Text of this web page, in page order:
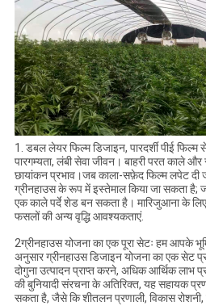
1. डबल लेयर फिल्म डिजाइन, पारदर्शी पीई
पारगम्यता, लंबी सेवा जीवन। बाहरी परत काले
छायांकन प्रभाव।जब काला-सफ़ेद फिल्म लपेट दी
ग्रीनहाउस के रूप में इस्तेमाल किया जा सकता
एक काले पर्दे शेड बन सकता है। मारिजुआना के
फसलों की अन्य वृद्धि आवश्यकताएं.
2ग्रीनहाउस योजना का एक पूरा सेटः हम आपके
अनुसार ग्रीनहाउस डिजाइन योजना का एक सेट
दोगुना उत्पादन प्राप्त करने, अधिक आर्थिक लाभ
की बुनियादी संरचना के अतिरिक्त, यह सहायक
सकता है, जैसे कि शीतलन प्रणाली, विकास रोशनी,